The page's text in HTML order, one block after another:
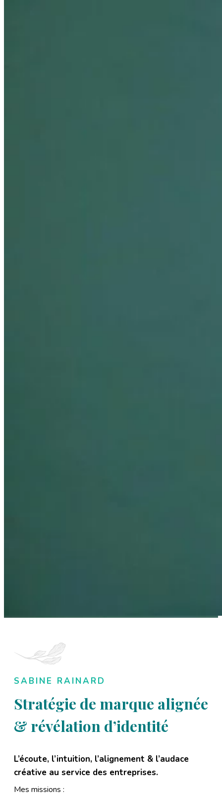
SABINE RAINARD
Stratégie de marque alignée
& révélation d’identité
L’écoute, l’intuition, l’alignement & l’audace
créative au service des entreprises.
Mes missions :